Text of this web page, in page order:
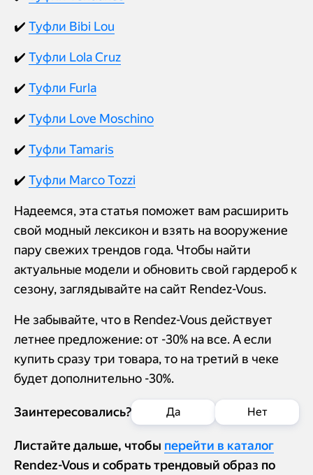
✔️ Туфли Bibi Lou
✔️ Туфли Lola Cruz
✔️ Туфли Furla
✔️ Туфли Love Moschino
✔️ Туфли Tamaris
✔️ Туфли Marco Tozzi
Надеемся, эта статья поможет вам расширить
свой модный лексикон и взять на вооружение
пару свежих трендов года. Чтобы найти
актуальные модели и обновить свой гардероб к
сезону, заглядывайте на сайт Rendez-Vous.
Не забывайте, что в Rendez-Vous действует
летнее предложение: от -30% на все. А если
купить сразу три товара, то на третий в чеке
будет дополнительно -30%.
Заинтересовались? Да Нет
Листайте дальше, чтобы перейти в каталог
Rendez-Vous и собрать трендовый образ по
Добавить в